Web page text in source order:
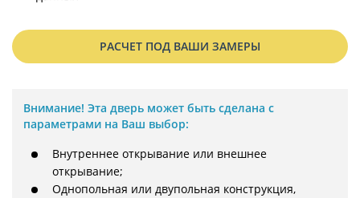
РАСЧЕТ ПОД ВАШИ ЗАМЕРЫ
Внимание! Эта дверь может быть сделана с
параметрами на Ваш выбор:
Внутреннее открывание или внешнее
открывание;
Однопольная или двупольная конструкция,